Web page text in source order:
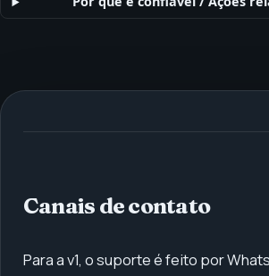
Canais de contato
Para a v1, o suporte é feito por